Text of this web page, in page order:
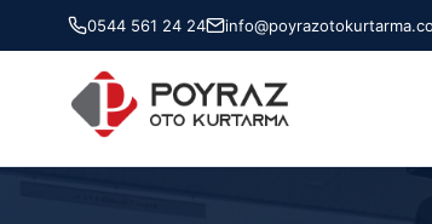
0544 561 24 24